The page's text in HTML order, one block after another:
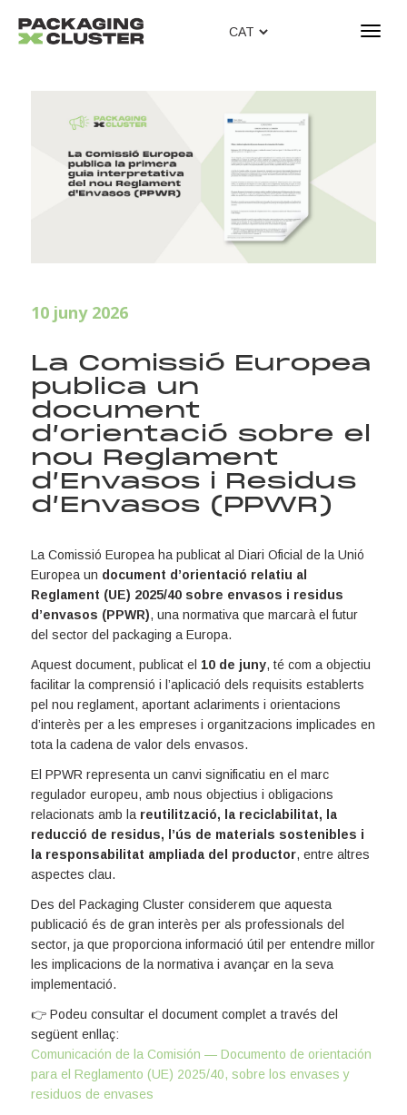
T
g
La Comissió Europea
publica un
document
d’orientació sobre el
nou Reglament
d’Envasos i Residus
d’Envasos (PPWR)
10 juny 2026
La Comissió Europea ha publicat al Diari Oficial de la Unió
Europea un document d’orientació relatiu al
Reglament (UE) 2025/40 sobre envasos i residus
d’envasos (PPWR), una normativa que marcarà el futur
del sector del packaging a Europa.
Aquest document, publicat el 10 de juny, té com a objectiu
facilitar la comprensió i l’aplicació dels requisits establerts
pel nou reglament, aportant aclariments i orientacions
d’interès per a les empreses i organitzacions implicades en
tota la cadena de valor dels envasos.
El PPWR representa un canvi significatiu en el marc
regulador europeu, amb nous objectius i obligacions
relacionats amb la reutilització, la reciclabilitat, la
reducció de residus, l’ús de materials sostenibles i
la responsabilitat ampliada del productor, entre altres
aspectes clau.
Des del Packaging Cluster considerem que aquesta
publicació és de gran interès per als professionals del
sector, ja que proporciona informació útil per entendre millor
les implicacions de la normativa i avançar en la seva
implementació.
👉 Podeu consultar el document complet a través del
següent enllaç:
Comunicación de la Comisión — Documento de orientación
para el Reglamento (UE) 2025/40, sobre los envases y
residuos de envases